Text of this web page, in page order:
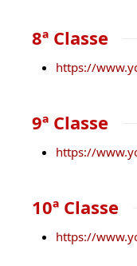
8ª Classe
https://
9ª Classe
https://
10ª Classe
https://